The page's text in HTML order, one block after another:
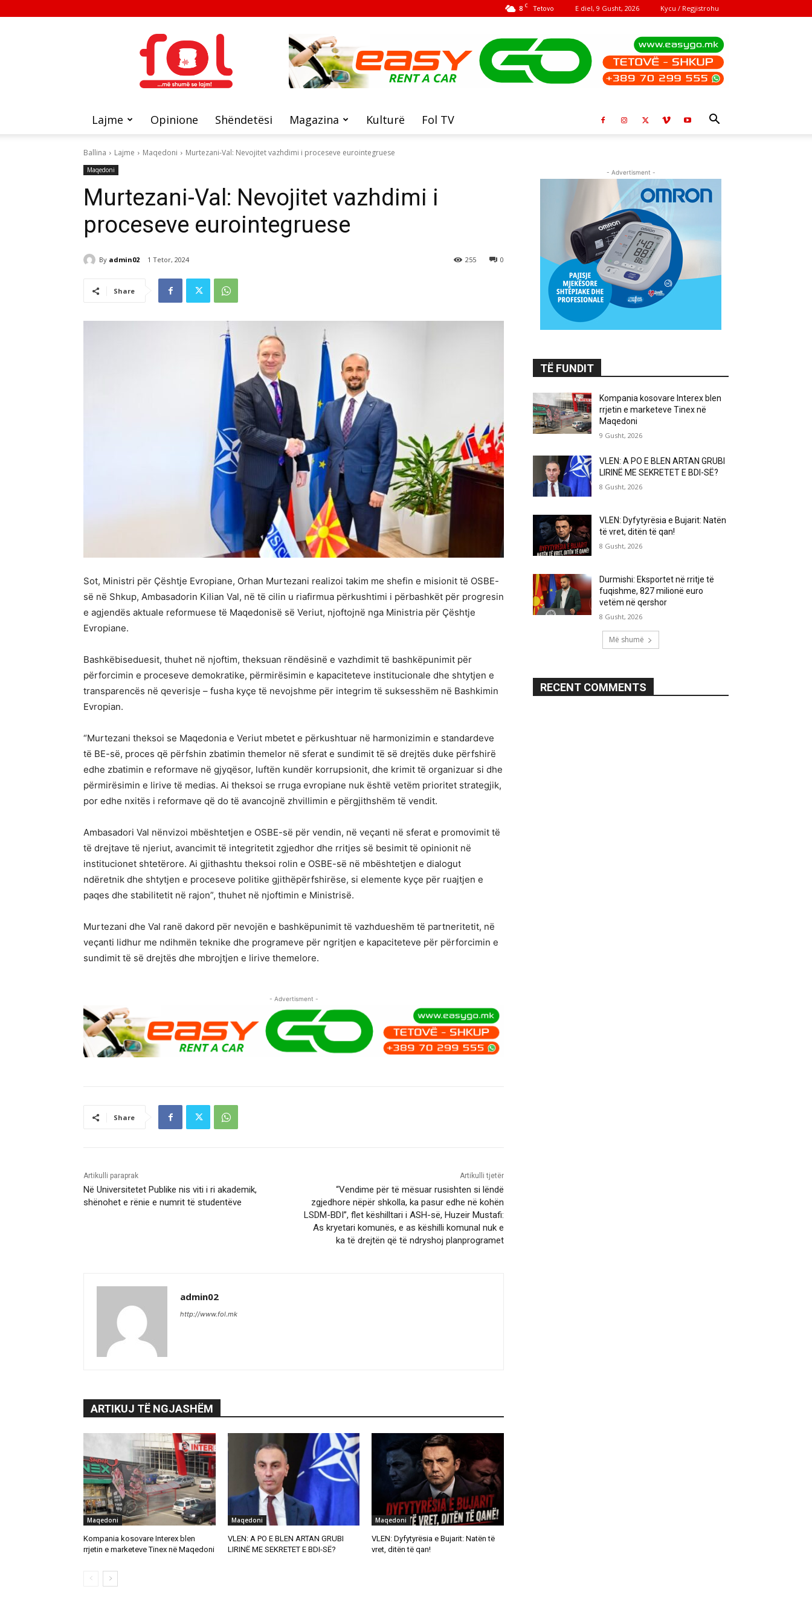
8 C Tetovo E diel, 9 Gusht, 2026 Kycu / Regjistrohu
FOL
Lajme Opinione Shëndetësi Magazina Kulturë Fol TV
Ballina Lajme Maqedoni Murtezani-Val: Nevojitet vazhdimi i proceseve eurointegruese
Maqedoni
Murtezani-Val: Nevojitet vazhdimi i
proceseve eurointegruese
By admin02 1 Tetor, 2024 0
255
Share
Sot, Ministri për Çështje Evropiane, Orhan Murtezani realizoi takim me shefin e misionit të OSBE-
së në Shkup, Ambasadorin Kilian Val, në të cilin u riafirmua përkushtimi i përbashkët për progresin
e agjendës aktuale reformuese të Maqedonisë së Veriut, njoftojnë nga Ministria për Çështje
Evropiane.
Bashkëbiseduesit, thuhet në njoftim, theksuan rëndësinë e vazhdimit të bashkëpunimit për
përforcimin e proceseve demokratike, përmirësimin e kapaciteteve institucionale dhe shtytjen e
transparencës në qeverisje – fusha kyçe të nevojshme për integrim të suksesshëm në Bashkimin
Evropian.
“Murtezani theksoi se Maqedonia e Veriut mbetet e përkushtuar në harmonizimin e standardeve
të BE-së, proces që përfshin zbatimin themelor në sferat e sundimit të së drejtës duke përfshirë
edhe zbatimin e reformave në gjyqësor, luftën kundër korrupsionit, dhe krimit të organizuar si dhe
përmirësimin e lirive të medias. Ai theksoi se rruga evropiane nuk është vetëm prioritet strategjik,
por edhe nxitës i reformave që do të avancojnë zhvillimin e përgjithshëm të vendit.
Ambasadori Val nënvizoi mbështetjen e OSBE-së për vendin, në veçanti në sferat e promovimit të
të drejtave të njeriut, avancimit të integritetit zgjedhor dhe rritjes së besimit të opinionit në
institucionet shtetërore. Ai gjithashtu theksoi rolin e OSBE-së në mbështetjen e dialogut
ndëretnik dhe shtytjen e proceseve politike gjithëpërfshirëse, si elemente kyçe për ruajtjen e
paqes dhe stabilitetit në rajon”, thuhet në njoftimin e Ministrisë.
Murtezani dhe Val ranë dakord për nevojën e bashkëpunimit të vazhdueshëm të partneritetit, në
veçanti lidhur me ndihmën teknike dhe programeve për ngritjen e kapaciteteve për përforcimin e
sundimit të së drejtës dhe mbrojtjen e lirive themelore.
- Advertisment -
Share
Artikulli paraprak
Në Universitetet Publike nis viti i ri akademik,
shënohet e rënie e numrit të studentëve
Artikulli tjetër
“Vendime për të mësuar rusishten si lëndë
zgjedhore nëpër shkolla, ka pasur edhe në kohën
LSDM-BDI”, flet këshilltari i ASH-së, Huzeir Mustafi:
As kryetari komunës, e as këshilli komunal nuk e
ka të drejtën që të ndryshoj planprogramet
admin02
http://www.fol.mk
ARTIKUJ TË NGJASHËM
Maqedoni
Kompania kosovare Interex blen
rrjetin e marketeve Tinex në Maqedoni
Maqedoni
VLEN: A PO E BLEN ARTAN GRUBI
LIRINË ME SEKRETET E BDI-SË?
Maqedoni
VLEN: Dyfytyrësia e Bujarit: Natën të
vret, ditën të qan!
- Advertisment -
TË FUNDIT
Kompania kosovare Interex blen
rrjetin e marketeve Tinex në
Maqedoni
9 Gusht, 2026
VLEN: A PO E BLEN ARTAN GRUBI
LIRINË ME SEKRETET E BDI-SË?
8 Gusht, 2026
VLEN: Dyfytyrësia e Bujarit: Natën
të vret, ditën të qan!
8 Gusht, 2026
Durmishi: Eksportet në rritje të
fuqishme, 827 milionë euro
vetëm në qershor
8 Gusht, 2026
Më shumë
RECENT COMMENTS